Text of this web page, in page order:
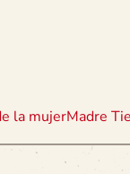
la mujerMadre